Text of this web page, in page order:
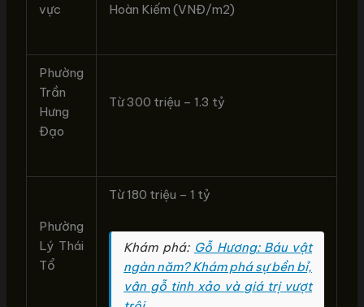
vực
Hoàn Kiếm (VNĐ/m2)
Phường
Trần
Hưng
Đạo
Từ 300 triệu – 1.3 tỷ
Phường
Lý Thái
Tổ
Từ 180 triệu – 1 tỷ
Khám phá: Gỗ Hương: Báu vật
ngàn năm? Khám phá sự bền bỉ,
vân gỗ tinh xảo và giá trị vượt